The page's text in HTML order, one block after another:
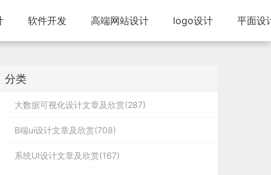
软件开发 高端网站设计 logo设计 平面设
分类
大数据可视化设计文章及欣赏(287)
B端ui设计文章及欣赏(708)
系统UI设计文章及欣赏(167)